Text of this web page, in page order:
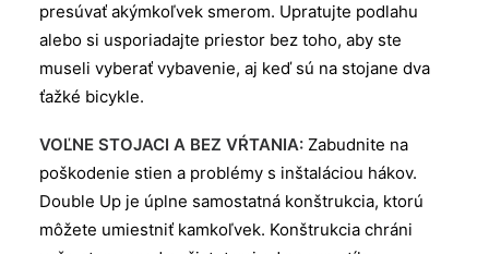
presúvať akýmkoľvek smerom. Upratujte podlahu
alebo si usporiadajte priestor bez toho, aby ste
museli vyberať vybavenie, aj keď sú na stojane dva
ťažké bicykle.
VOĽNE STOJACI A BEZ VŔTANIA: Zabudnite na
poškodenie stien a problémy s inštaláciou hákov.
Double Up je úplne samostatná konštrukcia, ktorú
môžete umiestniť kamkoľvek. Konštrukcia chráni